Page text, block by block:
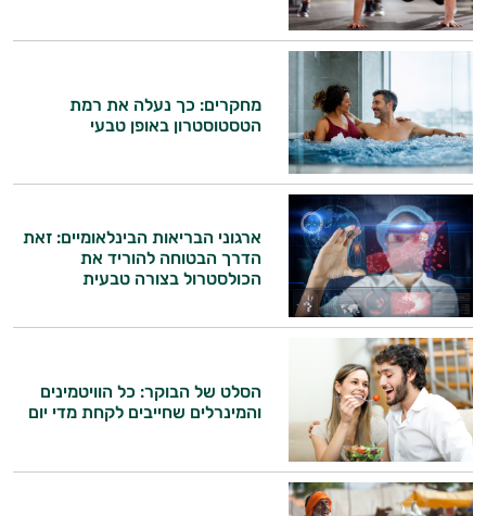
משקאות
מחקרים: כך נעלה את רמת
הטסטוסטרון באופן טבעי
ארגוני הבריאות הבינלאומיים: זאת
הדרך הבטוחה להוריד את
הכולסטרול בצורה טבעית
הסלט של הבוקר: כל הוויטמינים
והמינרלים שחייבים לקחת מדי יום
התזונה ומוצרי הבריאות המדויקים למטרות
ולמצב הגופני שלך, ולהסביר לך אילו רכיבים
עובדים יחד כדי למקסם תוצאות גם בחיי היום
יום וגם בתחום הכושר והספורט.
המטרה שלי היא להתאים עבורך המלצות
אישיות מבוססות מדעית.
זה הזמן להתחיל. איך אוכל לעזור?